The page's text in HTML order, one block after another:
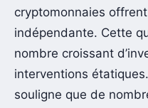
cryptomonnaies
indépendante. Cette
nombre croissant
interventions
souligne que de